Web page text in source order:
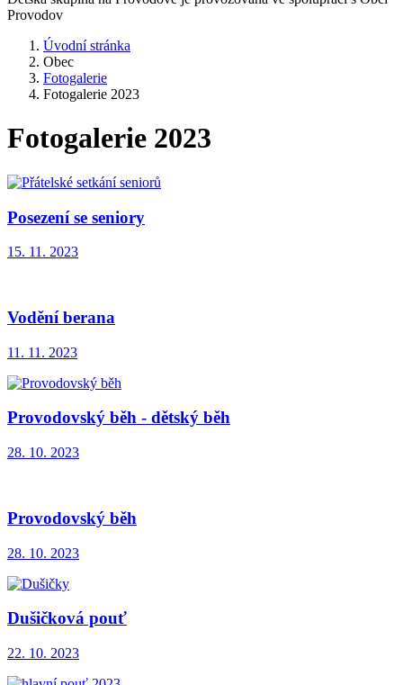
Provodov
Úvodní stránka
Obec
Fotogalerie
Fotogalerie 2023
Fotogalerie 2023
Posezení se seniory
15. 11. 2023
Vodění berana
11. 11. 2023
Provodovský běh - dětský běh
28. 10. 2023
Provodovský běh
28. 10. 2023
Dušičková pouť
22. 10. 2023